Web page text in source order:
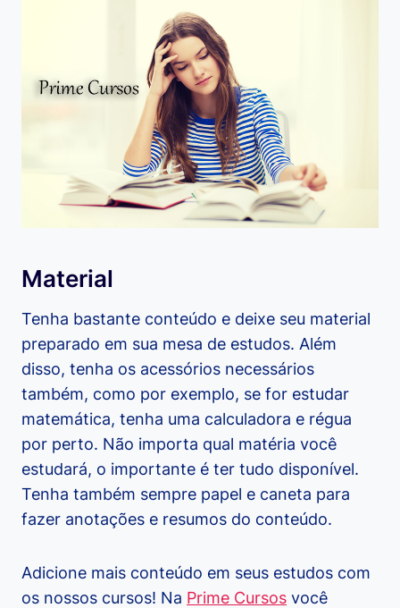
Material
Tenha bastante conteúdo e deixe seu material
preparado em sua mesa de estudos. Além
disso, tenha os acessórios necessários
também, como por exemplo, se for estudar
matemática, tenha uma calculadora e régua
por perto. Não importa qual matéria você
estudará, o importante é ter tudo disponível.
Tenha também sempre papel e caneta para
fazer anotações e resumos do conteúdo.
Adicione mais conteúdo em seus estudos com
os nossos cursos! Na Prime Cursos você